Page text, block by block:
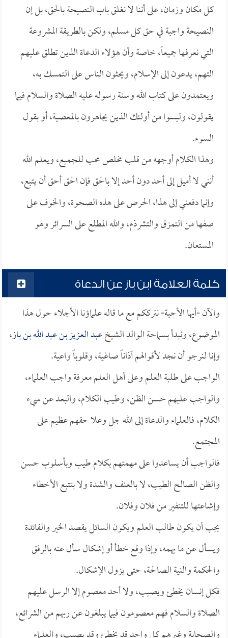
كل مكان وزمان، على أننا لا نغلق باب النصيحة بالحق، بل إن
النصيحة واجبة في حق كل مسلم، ولكن بالطريقة المشروعة
التي نعرفها جميعاً، خاصة وأن هؤلاء الدعاة الذين تطلق عليهم
التهم، يدعون إلى الإسلام، ويحثون الناس على التمسك به،
ويعتمدون على كتاب الله وسنة رسوله عليه الصلاة والسلام فيما
يقولون، وليسوا من أولئك الذين يجاهرون بالمعصية، أو بقول
السوء.
وهذا الكلام أوجهه من قلب مخلص محب للجميع، ويعلم الله
أنني لا أميل إلى أحد دون أحد إلا بالحق فإن الحق أحق أن يتبع،
وإنما دفعني إلى هذا، الحرص على هذه الصحوة، والخوف على
صفها من التمزق والتشرذم، والله المطلع على السرائر وهو
المستعان.
كلمة العلامة ابن باز عن الدعاة
والآن -أيها الأحبة- نترككم مع ما قاله علماؤنا الأجلاء حول هذا
الموضوع، ونبدأ بسماحة الوالد الشيخعبد العزيز بن عبد الله بن باز،
وإنا لنرجو أن نجد لأقوالهم آذاناً صاغية، وقلوباً واعية.
الواجب على طلبة العلم وعلى أهل العلم معرفة واجب العلماء،
والواجب عليهم حسن الظن، وطيب الكلام، والبعد عن سيء
الكلام، فالعلماء والدعاة إلى الله جل وعلا حقهم عظيم على
المجتمع.
فالواجب أن يساعدوا على مهمتهم بكلام طيب وبأسلوب حسن
والظن الصالح الطيب، لا بالعنف والشدة ولا بتتبع الأخطاء
وإشاعتها للتنفير من فلان وفلان.
يجب أن يكون طالب العلم ويكون السائل يقصد الخير والفائدة
ويسأل عن ما يهمه، وإذا وقع خطأ أو إشكال سأل عنه بالرفق
والحكمة والنية الصالحة، حتى يزول الإشكال.
فكل إنسان يخطئ ويصيب، ولا أحد معصوم إلا الرسل عليهم
الصلاة والسلام فهم معصومون فيما يبلغون عن ربهم من الشرائع،